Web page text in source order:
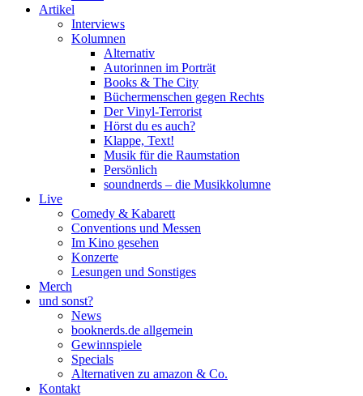
Artikel
Interviews
Kolumnen
Alternativ
Autorinnen im Porträt
Books & The City
Büchermenschen gegen Rechts
Der Vinyl-Terrorist
Hörst du es auch?
Klappe, Text!
Musik für die Raumstation
Persönlich
soundnerds – die Musikkolumne
Live
Comedy & Kabarett
Conventions und Messen
Im Kino gesehen
Konzerte
Lesungen und Sonstiges
Merch
und sonst?
News
booknerds.de allgemein
Gewinnspiele
Specials
Alternativen zu amazon & Co.
Kontakt